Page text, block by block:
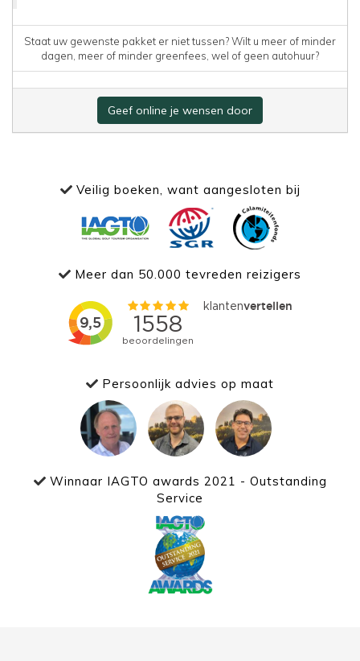
Staat uw gewenste pakket er niet tussen? Wilt u meer of minder
dagen, meer of minder greenfees, wel of geen autohuur?
Geef online je wensen door
Veilig boeken, want aangesloten bij
Meer dan 50.000 tevreden reizigers
Persoonlijk advies op maat
Winnaar IAGTO awards 2021 - Outstanding
Service